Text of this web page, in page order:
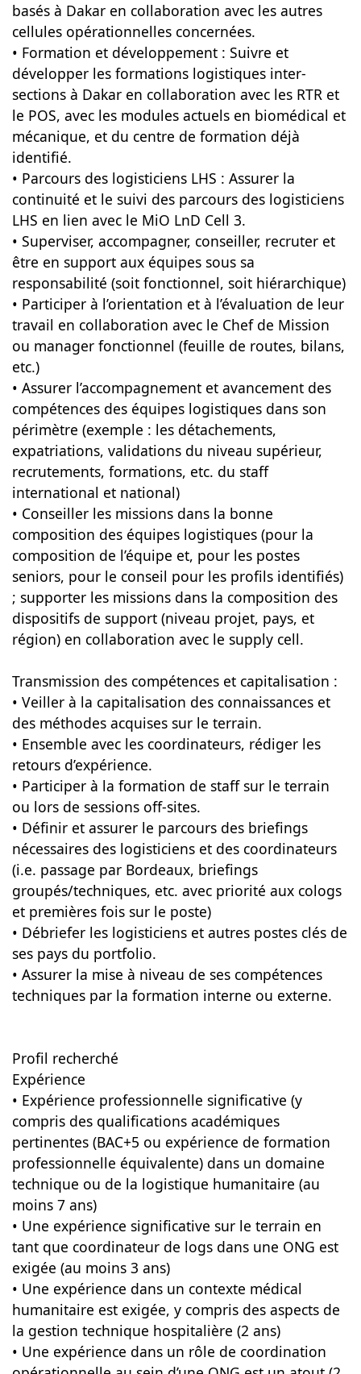
basés à Dakar en collaboration avec les autres
cellules opérationnelles concernées.
• Formation et développement : Suivre et
développer les formations logistiques inter-
sections à Dakar en collaboration avec les RTR et
le POS, avec les modules actuels en biomédical et
mécanique, et du centre de formation déjà
identifié.
• Parcours des logisticiens LHS : Assurer la
continuité et le suivi des parcours des logisticiens
LHS en lien avec le MiO LnD Cell 3.
• Superviser, accompagner, conseiller, recruter et
être en support aux équipes sous sa
responsabilité (soit fonctionnel, soit hiérarchique)
• Participer à l’orientation et à l’évaluation de leur
travail en collaboration avec le Chef de Mission
ou manager fonctionnel (feuille de routes, bilans,
etc.)
• Assurer l’accompagnement et avancement des
compétences des équipes logistiques dans son
périmètre (exemple : les détachements,
expatriations, validations du niveau supérieur,
recrutements, formations, etc. du staff
international et national)
• Conseiller les missions dans la bonne
composition des équipes logistiques (pour la
composition de l’équipe et, pour les postes
seniors, pour le conseil pour les profils identifiés)
; supporter les missions dans la composition des
dispositifs de support (niveau projet, pays, et
région) en collaboration avec le supply cell.
Transmission des compétences et capitalisation :
• Veiller à la capitalisation des connaissances et
des méthodes acquises sur le terrain.
• Ensemble avec les coordinateurs, rédiger les
retours d’expérience.
• Participer à la formation de staff sur le terrain
ou lors de sessions off-sites.
• Définir et assurer le parcours des briefings
nécessaires des logisticiens et des coordinateurs
(i.e. passage par Bordeaux, briefings
groupés/techniques, etc. avec priorité aux cologs
et premières fois sur le poste)
• Débriefer les logisticiens et autres postes clés de
ses pays du portfolio.
• Assurer la mise à niveau de ses compétences
techniques par la formation interne ou externe.
Profil recherché
Expérience
• Expérience professionnelle significative (y
compris des qualifications académiques
pertinentes (BAC+5 ou expérience de formation
professionnelle équivalente) dans un domaine
technique ou de la logistique humanitaire (au
moins 7 ans)
• Une expérience significative sur le terrain en
tant que coordinateur de logs dans une ONG est
exigée (au moins 3 ans)
• Une expérience dans un contexte médical
humanitaire est exigée, y compris des aspects de
la gestion technique hospitalière (2 ans)
• Une expérience dans un rôle de coordination